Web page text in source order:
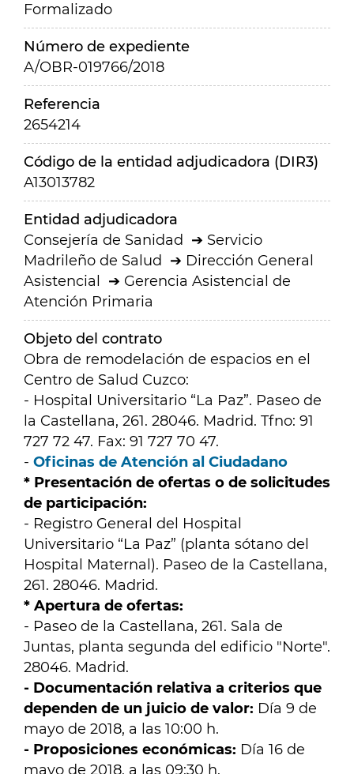
Formalizado
Número de expediente
A/OBR-019766/2018
Referencia
2654214
Código de la entidad adjudicadora (DIR3)
A13013782
Entidad adjudicadora
Consejería de Sanidad
Servicio
Madrileño de Salud
Dirección General
Asistencial
Gerencia Asistencial de
Atención Primaria
Objeto del contrato
Obra de remodelación de espacios en el
Centro de Salud Cuzco:
- Hospital Universitario “La Paz”. Paseo de
la Castellana, 261. 28046. Madrid. Tfno: 91
727 72 47. Fax: 91 727 70 47.
- Oficinas de Atención al Ciudadano
* Presentación de ofertas o de solicitudes
de participación:
- Registro General del Hospital
Universitario “La Paz” (planta sótano del
Hospital Maternal). Paseo de la Castellana,
261. 28046. Madrid.
* Apertura de ofertas:
- Paseo de la Castellana, 261. Sala de
Juntas, planta segunda del edificio "Norte".
28046. Madrid.
- Documentación relativa a criterios que
dependen de un juicio de valor: Día 9 de
mayo de 2018, a las 10:00 h.
- Proposiciones económicas: Día 16 de
mayo de 2018, a las 09:30 h.